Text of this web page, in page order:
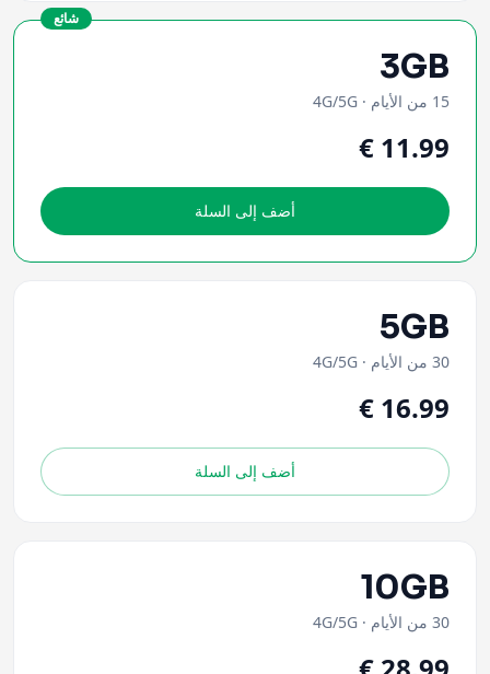
شائع
3GB
15 من الأيام ·
4G/5G
أضف إلى السلة
5GB
30 من الأيام ·
4G/5G
أضف إلى السلة
10GB
30 من الأيام ·
4G/5G